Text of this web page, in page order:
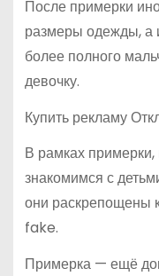
После примерки
размеры одежды, а
более полного
девочку.
Купить рекламу
В рамках
знакомимся с
они раскрепощены
fake.
Примерка — ещё